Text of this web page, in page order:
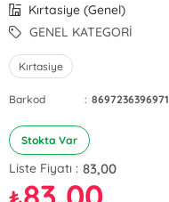
Kırtasiye (Genel)
GENEL KATEGORİ
Kırtasiye
Barkod : 8697236396971
Stokta Var
Liste Fiyatı : 83,00